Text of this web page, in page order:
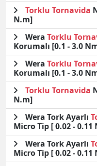
Torklu Tornavida
N.m]
Wera Torklu
Korumalı [0.1 - 3.0
Wera Torklu
Korumalı [0.1 - 3.0
Torklu Tornavida
N.m]
Wera Tork Ayarlı
Micro Tip [ 0.02 - 0.11
Wera Tork Ayarlı
Micro Tip [ 0.02 - 0.11